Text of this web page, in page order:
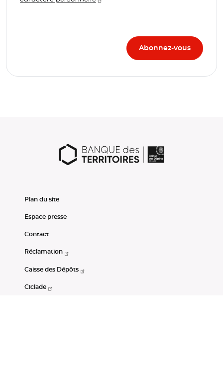
Plan du site
Espace presse
Contact
Réclamation
Caisse des Dépôts
Ciclade